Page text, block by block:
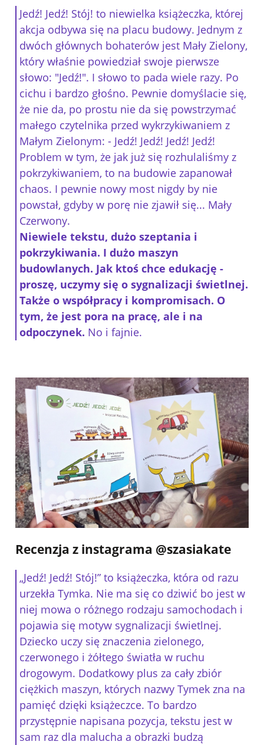
Jedź! Jedź! Stój! to niewielka książeczka, której
akcja odbywa się na placu budowy. Jednym z
dwóch głównych bohaterów jest Mały Zielony,
który właśnie powiedział swoje pierwsze
słowo: "Jedź!". I słowo to pada wiele razy. Po
cichu i bardzo głośno. Pewnie domyślacie się,
że nie da, po prostu nie da się powstrzymać
małego czytelnika przed wykrzykiwaniem z
Małym Zielonym: - Jedź! Jedź! Jedź! Jedź!
Problem w tym, że jak już się rozhulaliśmy z
pokrzykiwaniem, to na budowie zapanował
chaos. I pewnie nowy most nigdy by nie
powstał, gdyby w porę nie zjawił się... Mały
Czerwony.
Niewiele tekstu, dużo szeptania i
pokrzykiwania. I dużo maszyn
budowlanych. Jak ktoś chce edukację -
proszę, uczymy się o sygnalizacji świetlnej.
Także o współpracy i kompromisach. O
tym, że jest pora na pracę, ale i na
odpoczynek. No i fajnie.
Recenzja z instagrama @szasiakate
„Jedź! Jedź! Stój!” to książeczka, która od razu
urzekła Tymka. Nie ma się co dziwić bo jest w
niej mowa o różnego rodzaju samochodach i
pojawia się motyw sygnalizacji świetlnej.
Dziecko uczy się znaczenia zielonego,
czerwonego i żółtego światła w ruchu
drogowym. Dodatkowy plus za cały zbiór
ciężkich maszyn, których nazwy Tymek zna na
pamięć dzięki książeczce. To bardzo
przystępnie napisana pozycja, tekstu jest w
sam raz dla malucha a obrazki budzą